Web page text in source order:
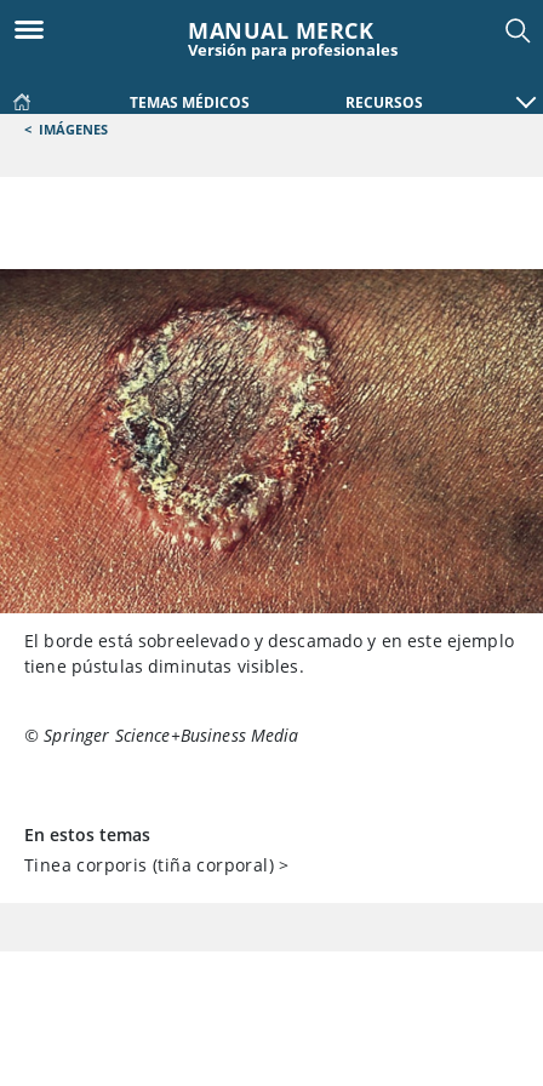
MANUAL MERCK
Versión para profesionales
TEMAS MÉDICOS RECURSOS
< IMÁGENES
El borde está sobreelevado y descamado y en este ejemplo
tiene pústulas diminutas visibles.
© Springer Science+Business Media
En estos temas
Tinea corporis (tiña corporal) >